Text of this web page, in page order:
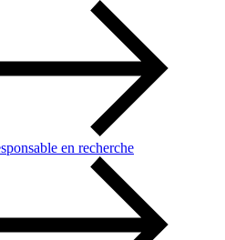
en recherche